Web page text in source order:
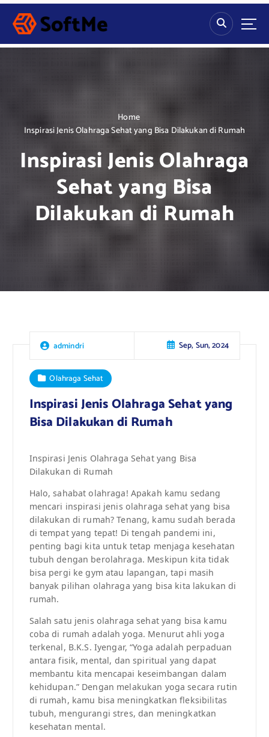
S
p
Home
Inspirasi Jenis Olahraga Sehat yang Bisa Dilakukan di Rumah
Inspirasi Jenis Olahraga
Sehat yang Bisa
Dilakukan di Rumah
admindri Sep, Sun, 2024
Olahraga Sehat
Inspirasi Jenis Olahraga Sehat yang
Bisa Dilakukan di Rumah
Inspirasi Jenis Olahraga Sehat yang Bisa
Dilakukan di Rumah
Halo, sahabat olahraga! Apakah kamu sedang
mencari inspirasi jenis olahraga sehat yang bisa
dilakukan di rumah? Tenang, kamu sudah berada
di tempat yang tepat! Di tengah pandemi ini,
penting bagi kita untuk tetap menjaga kesehatan
tubuh dengan berolahraga. Meskipun kita tidak
bisa pergi ke gym atau lapangan, tapi masih
banyak pilihan olahraga yang bisa kita lakukan di
rumah.
Salah satu jenis olahraga sehat yang bisa kamu
coba di rumah adalah yoga. Menurut ahli yoga
terkenal, B.K.S. Iyengar, “Yoga adalah perpaduan
antara fisik, mental, dan spiritual yang dapat
membantu kita mencapai keseimbangan dalam
kehidupan.” Dengan melakukan yoga secara rutin
di rumah, kamu bisa meningkatkan fleksibilitas
tubuh, mengurangi stres, dan meningkatkan
kesehatan mental.